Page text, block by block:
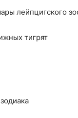
лейпцигского
тигрят